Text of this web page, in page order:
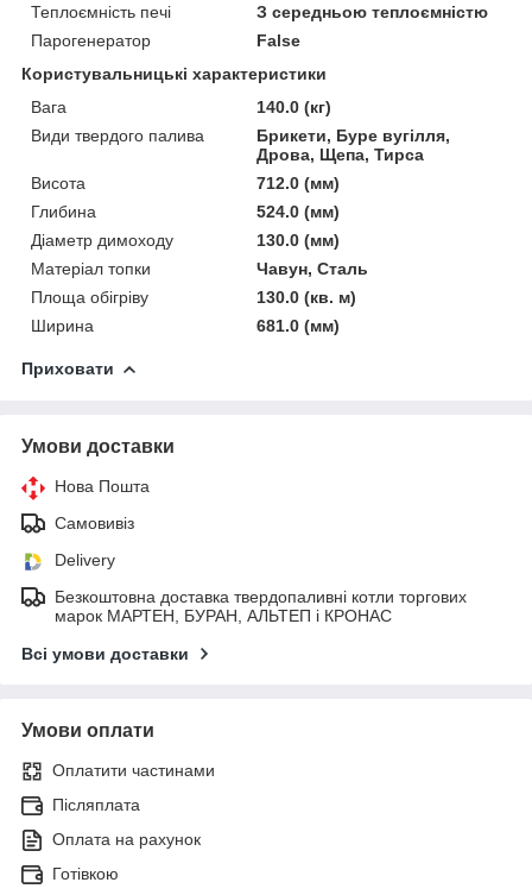
Теплоємність печі
З середньою теплоємністю
Парогенератор
False
Користувальницькі характеристики
Вага
140.0 (кг)
Види твердого палива
Брикети, Буре вугілля,
Дрова, Щепа, Тирса
Висота
712.0 (мм)
Глибина
524.0 (мм)
Діаметр димоходу
130.0 (мм)
Матеріал топки
Чавун, Сталь
Площа обігріву
130.0 (кв. м)
Ширина
681.0 (мм)
Приховати
Умови доставки
Нова Пошта
Самовивіз
Delivery
Безкоштовна доставка твердопаливні котли торгових
марок МАРТЕН, БУРАН, АЛЬТЕП і КРОНАС
Всі умови доставки
Умови оплати
Оплатити частинами
Післяплата
Оплата на рахунок
Готівкою